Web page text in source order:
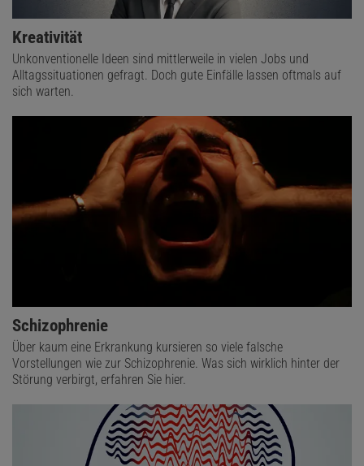
Kreativität
Unkonventionelle Ideen sind mittlerweile in vielen Jobs und
Alltagssituationen gefragt. Doch gute Einfälle lassen oftmals auf
sich warten.
Schizophrenie
Über kaum eine Erkrankung kursieren so viele falsche
Vorstellungen wie zur Schizophrenie. Was sich wirklich hinter der
Störung verbirgt, erfahren Sie hier.